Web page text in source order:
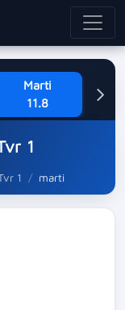
Marti
11.8
1
1 marti